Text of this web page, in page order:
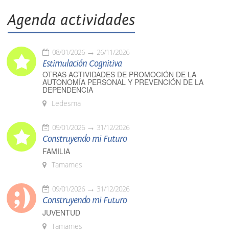
Agenda actividades
08/01/2026 26/11/2026
Estimulación Cognitiva
OTRAS ACTIVIDADES DE PROMOCIÓN DE LA
AUTONOMÍA PERSONAL Y PREVENCIÓN DE LA
DEPENDENCIA
Ledesma
09/01/2026 31/12/2026
Construyendo mi Futuro
FAMILIA
Tamames
09/01/2026 31/12/2026
Construyendo mi Futuro
JUVENTUD
Tamames